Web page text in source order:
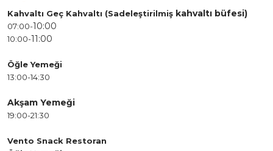
Kahvaltı Geç Kahvaltı (Sadeleştirilmiş kahvaltı büfesi)
07:00-10:00
10:00-11:00
Öğle Yemeği
13:00-14:30
Akşam Yemeği
19:00-21:30
Vento Snack Restoran